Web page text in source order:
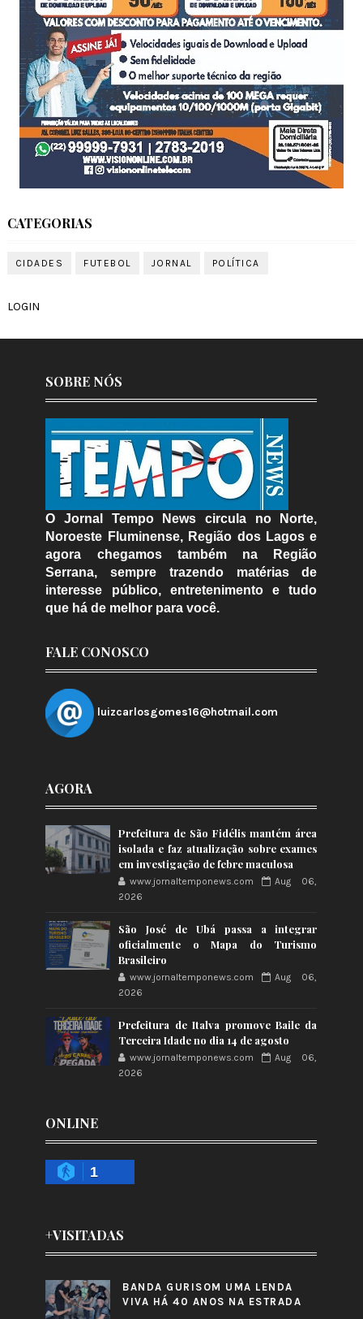
CATEGORIAS
CIDADES FUTEBOL JORNAL POLÍTICA
LOGIN
SOBRE NÓS
O Jornal Tempo News circula no Norte,
Noroeste Fluminense, Região dos Lagos e
agora chegamos também na Região
Serrana, sempre trazendo matérias de
interesse público, entretenimento e tudo
que há de melhor para você.
FALE CONOSCO
luizcarlosgomes16@hotmail.com
AGORA
Prefeitura de São Fidélis mantém área
isolada e faz atualização sobre exames
em investigação de febre maculosa
www.jornaltemponews.com
Aug 06,
2026
São José de Ubá passa a integrar
oficialmente o Mapa do Turismo
Brasileiro
www.jornaltemponews.com
Aug 06,
2026
Prefeitura de Italva promove Baile da
Terceira Idade no dia 14 de agosto
www.jornaltemponews.com
Aug 06,
2026
ONLINE
1
+VISITADAS
BANDA GURISOM UMA LENDA
VIVA HÁ 40 ANOS NA ESTRADA